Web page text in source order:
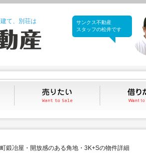
て、別荘は
サンクス不動産
サンクス不動産
スタッフの松井です
買いたい 売りたい
冶屋・開放感のある角地・3K+Sの物件詳細